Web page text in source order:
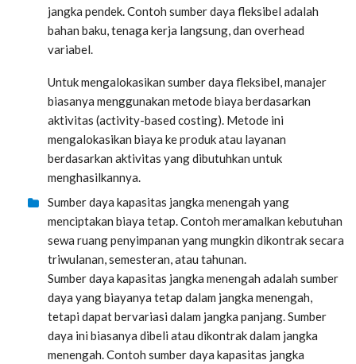
jangka pendek. Contoh sumber daya fleksibel adalah
bahan baku, tenaga kerja langsung, dan overhead
variabel.
Untuk mengalokasikan sumber daya fleksibel, manajer
biasanya menggunakan metode biaya berdasarkan
aktivitas (activity-based costing). Metode ini
mengalokasikan biaya ke produk atau layanan
berdasarkan aktivitas yang dibutuhkan untuk
menghasilkannya.
Sumber daya kapasitas jangka menengah yang
menciptakan biaya tetap. Contoh meramalkan kebutuhan
sewa ruang penyimpanan yang mungkin dikontrak secara
triwulanan, semesteran, atau tahunan.
Sumber daya kapasitas jangka menengah adalah sumber
daya yang biayanya tetap dalam jangka menengah,
tetapi dapat bervariasi dalam jangka panjang. Sumber
daya ini biasanya dibeli atau dikontrak dalam jangka
menengah. Contoh sumber daya kapasitas jangka